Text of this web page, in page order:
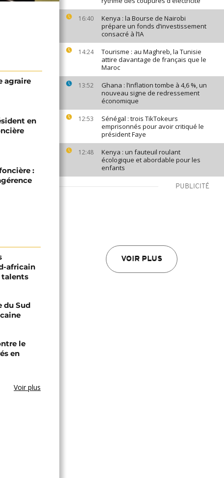
16:40
Kenya : la Bourse de Nairobi
prépare un fonds d’investissement
consacré à l’IA
14:24
Tourisme : au Maghreb, la Tunisie
attire davantage de français que le
Maroc
13:52
Ghana : l’inflation tombe à 4,6 %, un
nouveau signe de redressement
économique
12:53
Sénégal : trois TikTokeurs
emprisonnés pour avoir critiqué le
président Faye
12:48
Kenya : un fauteuil roulant
écologique et abordable pour les
enfants
PUBLICITÉ
VOIR PLUS
agraire
en
:
africain
talents
du Sud
le
en
Voir plus